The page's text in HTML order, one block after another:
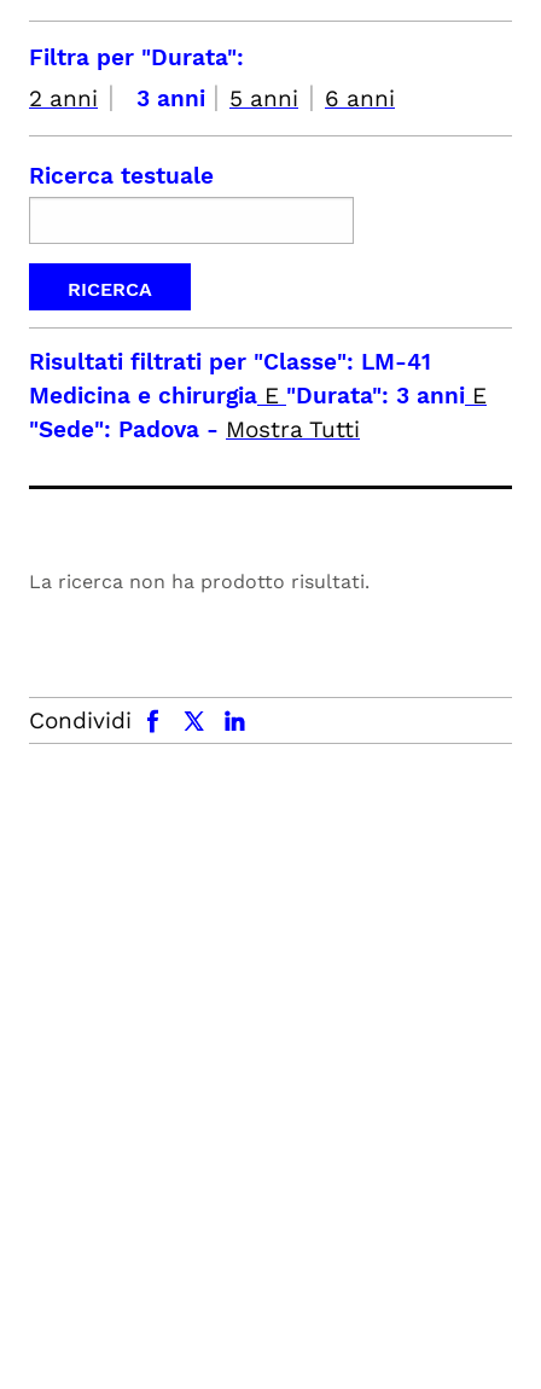
Filtra per "Durata":
2 anni | 3 anni | 5 anni | 6 anni
Ricerca testuale
Risultati filtrati per "Classe": LM-41
Medicina e chirurgia E "Durata": 3 anni E
"Sede": Padova - Mostra Tutti
La ricerca non ha prodotto risultati.
Condividi
facebook x.com linkedin